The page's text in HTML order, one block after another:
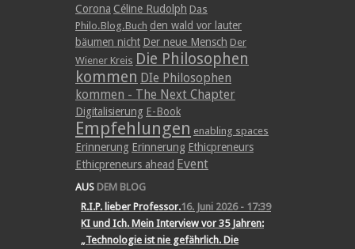
Corona Céline Rudolph Das
Philo.Blog.Buch den wald vor lauter
bäumen nicht Der neue Mensch Der
Wiener Kreis Die Philosophen
kommen DIe Philosophen
kommen - The Next Chapter
Digitalisierung E-Book
Empfehlungen enabling spaces
Erinnerung Erinnerung Ethicpreneurs
Ethicpreneurs ahead Event
AUS DEM BLOG
R.I.P. lieber Professor.16. Juni 2026 - 17:39
KI und Ich. Mein Interview vor 35 Jahren:
„Technologie ist nie gefährlich. Die